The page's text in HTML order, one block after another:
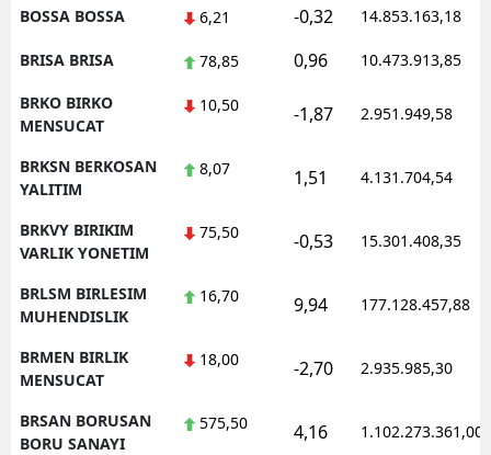
BOSSA BOSSA 6,21 -0,32 14.853.163,18
BRISA BRISA 78,85 0,96 10.473.913,85
BRKO BIRKO
MENSUCAT
10,50 -1,87 2.951.949,58
BRKSN BERKOSAN
YALITIM
8,07 1,51 4.131.704,54
BRKVY BIRIKIM
VARLIK YONETIM
75,50 -0,53 15.301.408,35
BRLSM BIRLESIM
MUHENDISLIK
16,70 9,94 177.128.457,88
BRMEN BIRLIK
MENSUCAT
18,00 -2,70 2.935.985,30
BRSAN BORUSAN
BORU SANAYI
575,50 4,16 1.102.273.361,00